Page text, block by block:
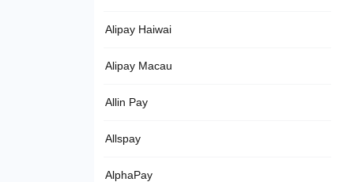
Alipay Haiwai
Alipay Macau
Allin Pay
Allspay
AlphaPay